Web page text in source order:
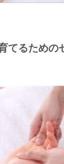
てるための